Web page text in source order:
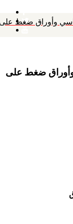
وأوراق ضغط على
ضغط على